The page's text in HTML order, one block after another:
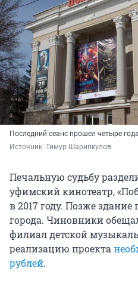
Последний сеанс прошел четыре
Источник: Тимур Шарипкулов
Печальную судьбу
уфимский кинотеатр,
в 2017 году. Позже здание
города. Чиновники
филиал детской
реализацию проекта
рублей.